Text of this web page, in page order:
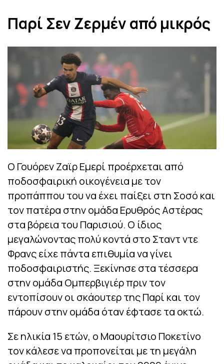
Παρί Σεν Ζερμέν από μικρός
Ο Γουόρεν Ζαϊρ Εμερί προέρχεται από
ποδοσφαιρική οικογένεια με τον
προπάππου του να έχει παίξει στη Σοσό και
τον πατέρα στην ομάδα Eρυθρός Αστέρας
στα βόρεια του Παρισιού. Ο ίδιος
μεγαλώνοντας πολύ κοντά στο Σταντ ντε
Φρανς είχε πάντα επιθυμία να γίνει
ποδοσφαιριστής. Ξεκίνησε στα τέσσερα
στην ομάδα Ομπερβιγιέρ πριν τον
εντοπίσουν οι σκάουτερ της Παρί και τον
πάρουν στην ομάδα όταν έφτασε τα οκτώ.
Σε ηλικία 15 ετών, ο Μαουρίτσιο Ποκετίνο
τον κάλεσε να προπονείται με τη μεγάλη